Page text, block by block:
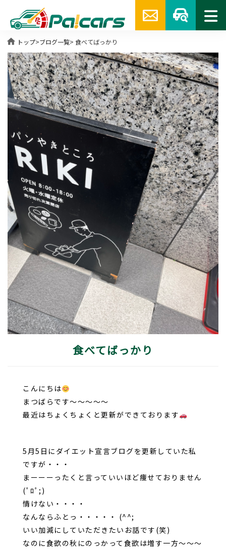
home トップ>ブログ一覧> 食べてばっかり
食べてばっかり
こんにちは
まつばらです～～～～～
最近はちょくちょくと更新ができております
5月5日にダイエット宣言ブログを更新していた私
ですが・・・
まーーーったくと言っていいほど痩せておりません
(ﾟﾛﾟ;)
情けない・・・・
なんならふとっ・・・・・ (^^;
いい加減にしていただきたいお話です(笑)
なのに食欲の秋にのっかって食欲は増す一方～～～